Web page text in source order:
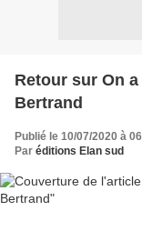
Retour sur On
Bertrand
Publié le 10/07/2020 à
Par éditions Elan sud